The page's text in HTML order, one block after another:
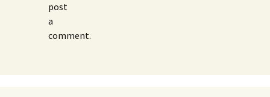
post
a
comment.